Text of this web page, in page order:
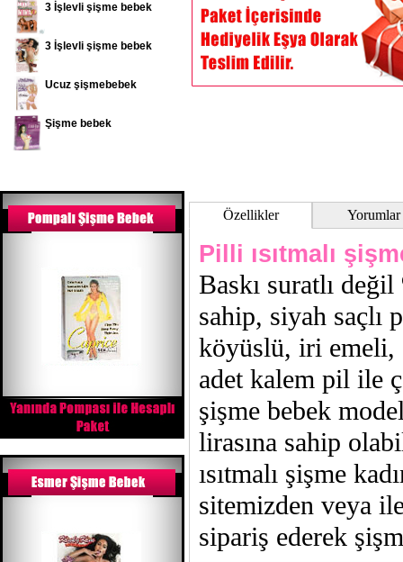
3 İşlevli şişme bebek
3 İşlevli şişme bebek
Ucuz şişmebebek
Şişme bebek
Özellikler Yorumlar
Pilli ısıtmalı
Baskı suratlı
sahip, siyah saçlı
köyüslü, iri emeli,
adet kalem pil ile
şişme bebek
lirasına sahip
ısıtmalı şişme
sitemizden veya
sipariş ederek